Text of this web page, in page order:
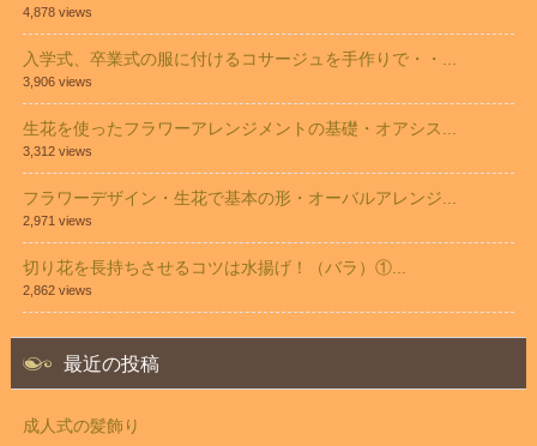
4,878 views
入学式、卒業式の服に付けるコサージュを手作りで・・...
3,906 views
生花を使ったフラワーアレンジメントの基礎・オアシス...
3,312 views
フラワーデザイン・生花で基本の形・オーバルアレンジ...
2,971 views
切り花を長持ちさせるコツは水揚げ！（バラ）①...
2,862 views
最近の投稿
成人式の髪飾り